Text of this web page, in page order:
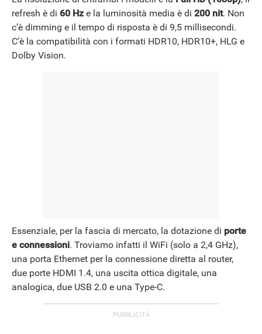
refresh è di 60 Hze la luminosità media è di 200 nit. Non
c’è dimming e il tempo di risposta è di 9,5 millisecondi.
C’è la compatibilità con i formati HDR10, HDR10+, HLG e
Dolby Vision.
Essenziale, per la fascia di mercato, la dotazione di porte
e connessioni. Troviamo infatti il WiFi (solo a 2,4 GHz),
una porta Ethernet per la connessione diretta al router,
due porte HDMI 1.4, una uscita ottica digitale, una
analogica, due USB 2.0 e una Type-C.